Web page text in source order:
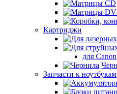
Картриджи
для Canon
Запчасти к ноутбукам